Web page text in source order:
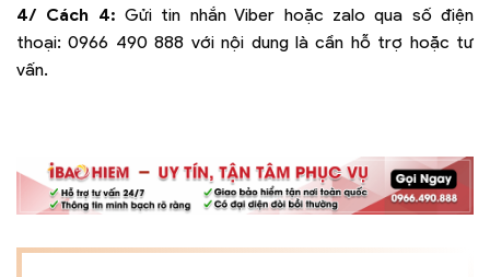
4/ Cách 4: Gửi tin nhắn Viber hoặc zalo qua số điện
thoại:0966 490 888 với nội dung là cần hỗ trợ hoặc tư
vấn.